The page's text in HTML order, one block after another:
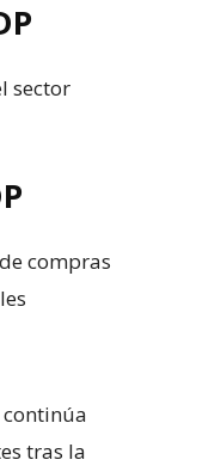
sector
compras
tras la